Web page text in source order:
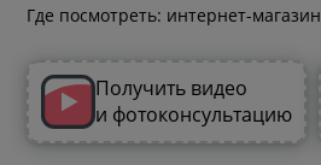
Где посмотреть: интернет-магазин
Получить видео
и фотоконсультацию